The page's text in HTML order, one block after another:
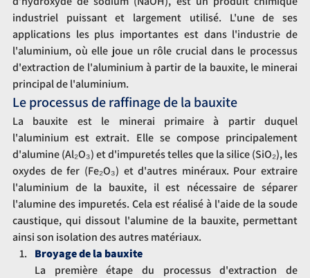
industriel puissant et largement utilisé. L'une de ses
applications les plus importantes est dans l'industrie de
l'aluminium, où elle joue un rôle crucial dans le processus
d'extraction de l'aluminium à partir de la bauxite, le minerai
principal de l'aluminium.
Le processus de raffinage de la bauxite
La bauxite est le minerai primaire à partir duquel
l'aluminium est extrait. Elle se compose principalement
d'alumine (Al₂O₃) et d'impuretés telles que la silice (SiO₂), les
oxydes de fer (Fe₂O₃) et d'autres minéraux. Pour extraire
l'aluminium de la bauxite, il est nécessaire de séparer
l'alumine des impuretés. Cela est réalisé à l'aide de la soude
caustique, qui dissout l'alumine de la bauxite, permettant
ainsi son isolation des autres matériaux.
Broyage de la bauxite
La première étape du processus d'extraction de